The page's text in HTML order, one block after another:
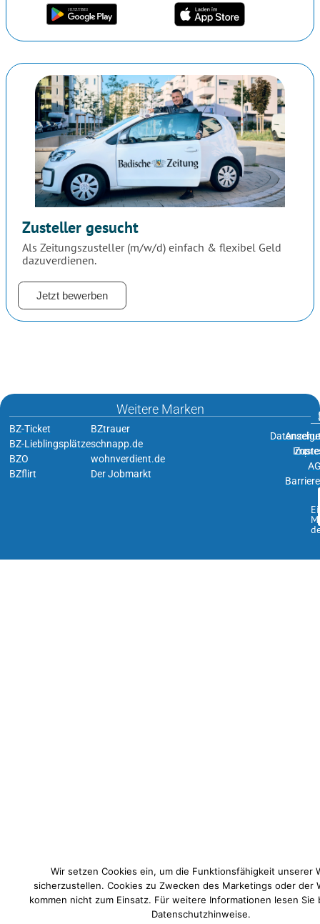
Zusteller gesucht
Als Zeitungszusteller (m/w/d) einfach & flexibel Geld
dazuverdienen.
Jetzt bewerben
Weitere Marken
BZ-Ticket
BZ-Lieblingsplätze
BZO
BZflirt
BZtrauer
schnapp.de
wohnverdient.de
Der Jobmarkt
Wir setzen Cookies ein, um die Funktionsfähigkeit unserer
sicherzustellen. Cookies zu Zwecken des Marketings oder der
kommen nicht zum Einsatz. Für weitere Informationen lesen Sie
Datenschutzhinweise.